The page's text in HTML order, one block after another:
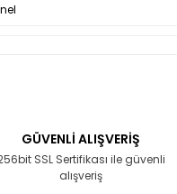
GÜVENLİ ALIŞVERİŞ
SSL Sertifikası ile güvenli
alışveriş